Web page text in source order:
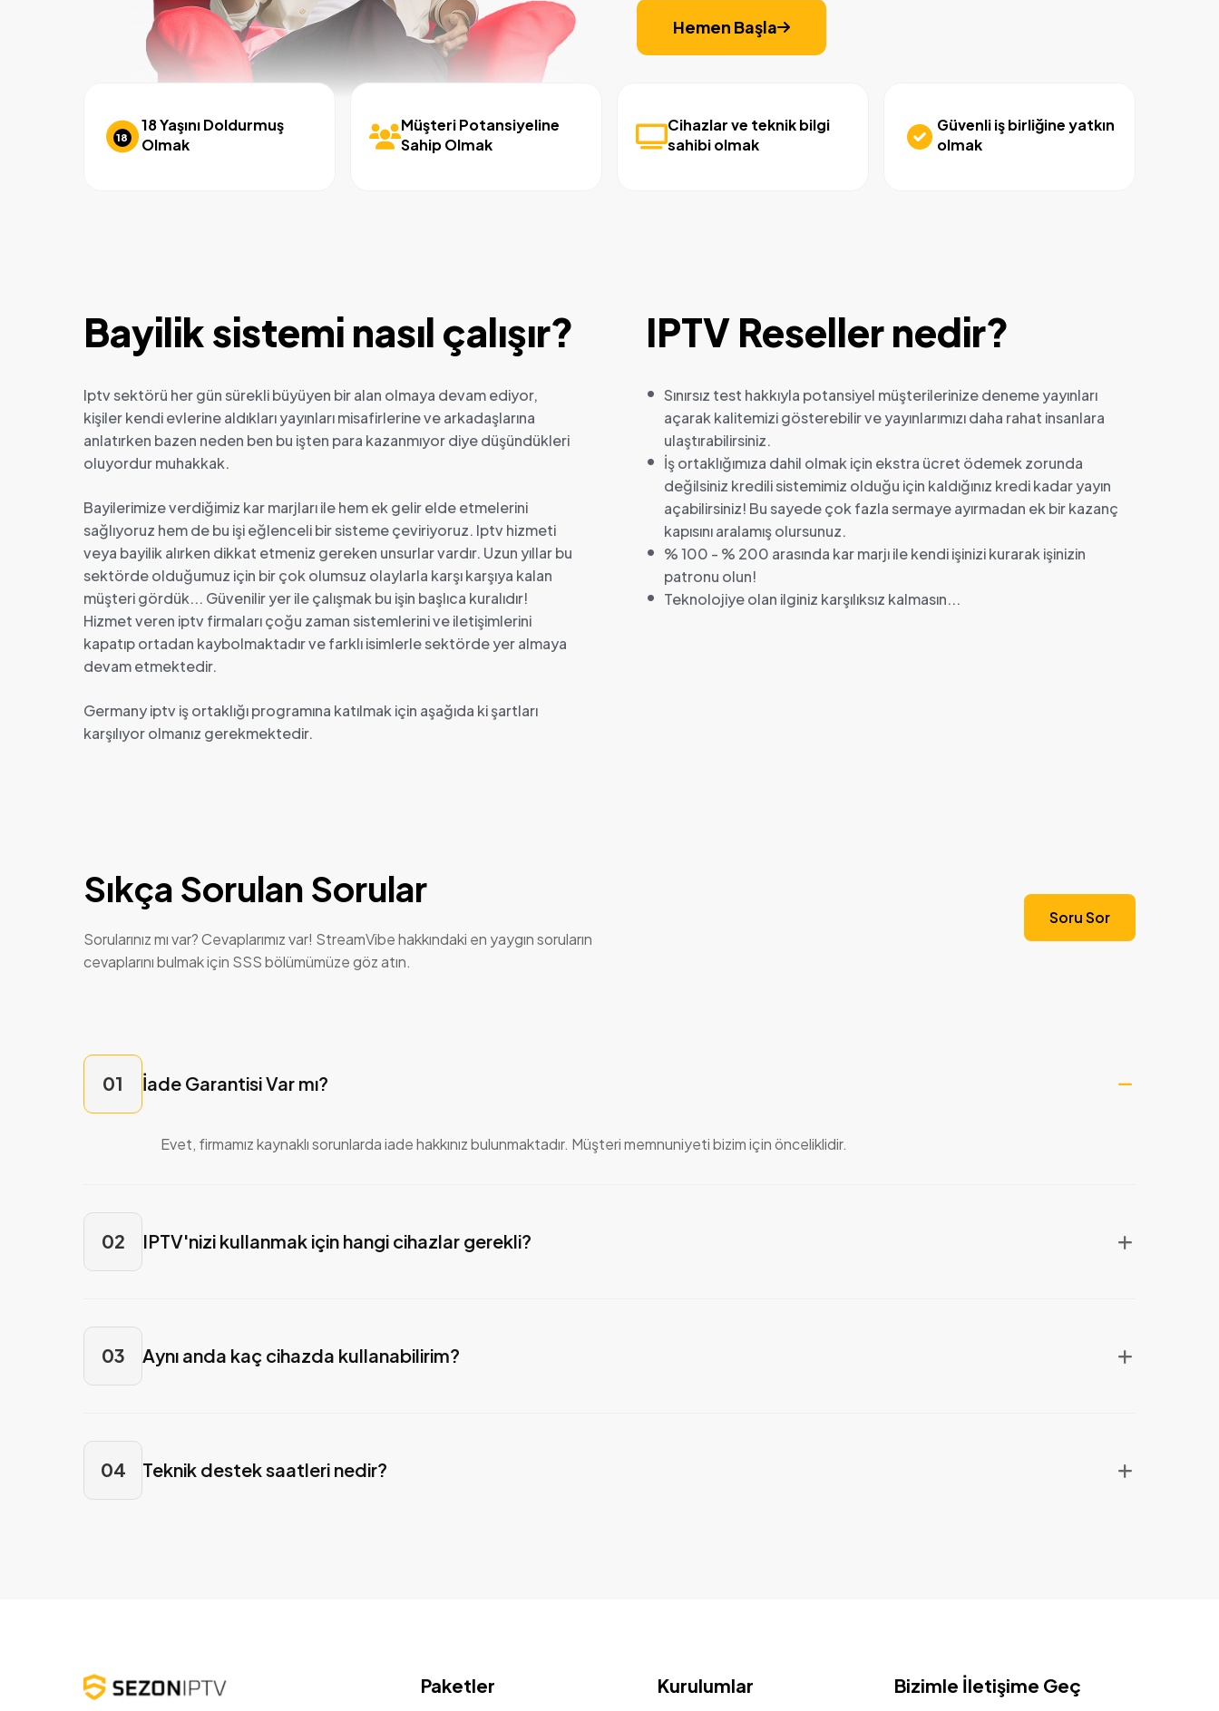
Hemen Başla
18
18 Yaşını Doldurmuş
Olmak
Müşteri Potansiyeline
Sahip Olmak
Cihazlar ve teknik bilgi
sahibi olmak
Güvenli iş birliğine yatkın
olmak
Bayilik sistemi nasıl çalışır?
Iptv sektörü her gün sürekli büyüyen bir alan olmaya devam ediyor,
kişiler kendi evlerine aldıkları yayınları misafirlerine ve arkadaşlarına
anlatırken bazen neden ben bu işten para kazanmıyor diye düşündükleri
oluyordur muhakkak.
Bayilerimize verdiğimiz kar marjları ile hem ek gelir elde etmelerini
sağlıyoruz hem de bu işi eğlenceli bir sisteme çeviriyoruz. Iptv hizmeti
veya bayilik alırken dikkat etmeniz gereken unsurlar vardır. Uzun yıllar bu
sektörde olduğumuz için bir çok olumsuz olaylarla karşı karşıya kalan
müşteri gördük... Güvenilir yer ile çalışmak bu işin başlıca kuralıdır!
Hizmet veren iptv firmaları çoğu zaman sistemlerini ve iletişimlerini
kapatıp ortadan kaybolmaktadır ve farklı isimlerle sektörde yer almaya
devam etmektedir.
Germany iptv iş ortaklığı programına katılmak için aşağıda ki şartları
karşılıyor olmanız gerekmektedir.
IPTV Reseller nedir?
Sınırsız test hakkıyla potansiyel müşterilerinize deneme yayınları
açarak kalitemizi gösterebilir ve yayınlarımızı daha rahat insanlara
ulaştırabilirsiniz.
İş ortaklığımıza dahil olmak için ekstra ücret ödemek zorunda
değilsiniz kredili sistemimiz olduğu için kaldığınız kredi kadar yayın
açabilirsiniz! Bu sayede çok fazla sermaye ayırmadan ek bir kazanç
kapısını aralamış olursunuz.
% 100 - % 200 arasında kar marjı ile kendi işinizi kurarak işinizin
patronu olun!
Teknolojiye olan ilginiz karşılıksız kalmasın...
Sıkça Sorulan Sorular
Sorularınız mı var? Cevaplarımız var! StreamVibe hakkındaki en yaygın soruların
cevaplarını bulmak için SSS bölümümüze göz atın.
Soru Sor
01 İade Garantisi Var mı?
Evet, firmamız kaynaklı sorunlarda iade hakkınız bulunmaktadır. Müşteri memnuniyeti bizim için önceliklidir.
02 IPTV'nizi kullanmak için hangi cihazlar gerekli?
03 Aynı anda kaç cihazda kullanabilirim?
04 Teknik destek saatleri nedir?
Paketler Kurulumlar Bizimle İletişime Geç